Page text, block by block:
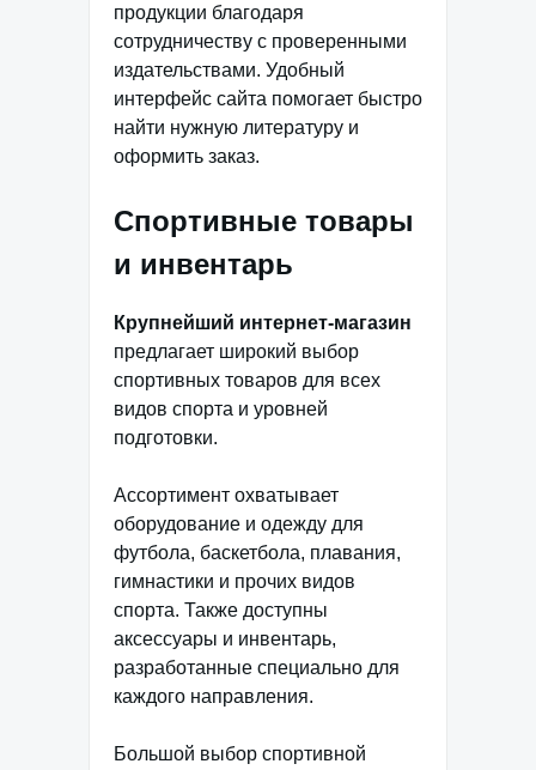
продукции благодаря
сотрудничеству с проверенными
издательствами. Удобный
интерфейс сайта помогает быстро
найти нужную литературу и
оформить заказ.
Спортивные товары
и инвентарь
Крупнейший интернет-магазин
предлагает широкий выбор
спортивных товаров для всех
видов спорта и уровней
подготовки.
Ассортимент охватывает
оборудование и одежду для
футбола, баскетбола, плавания,
гимнастики и прочих видов
спорта. Также доступны
аксессуары и инвентарь,
разработанные специально для
каждого направления.
Большой выбор спортивной